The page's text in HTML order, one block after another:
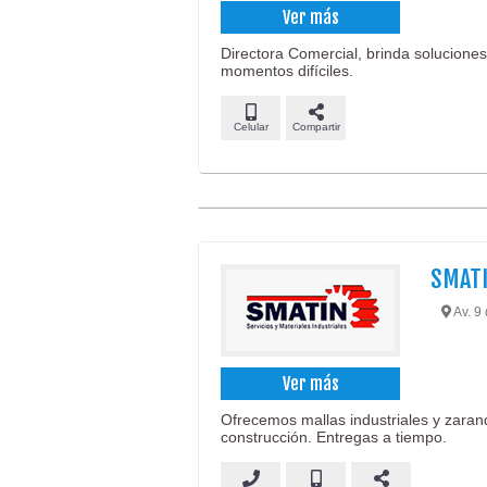
Ver más
Directora Comercial, brinda
momentos difíciles.
Celular Compartir
Ver más
Av. 9
Ofrecemos mallas industriales y
construcción. Entregas a tiempo.